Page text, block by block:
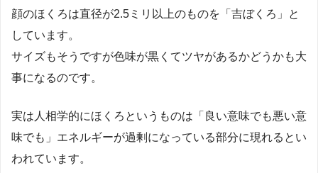
顔のほくろは直径が2.5ミリ以上のものを「吉ぼくろ」と
しています。
サイズもそうですが色味が黒くてツヤがあるかどうかも大
事になるのです。
実は人相学的にほくろというものは「良い意味でも悪い意
味でも」エネルギーが過剰になっている部分に現れるとい
われています。